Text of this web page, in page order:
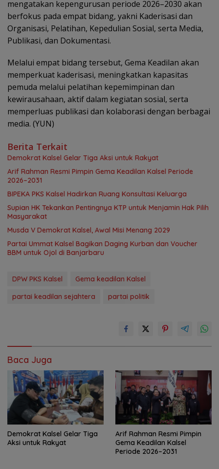
mengatakan kepengurusan periode 2026–2030 akan
berfokus pada empat bidang, yakni Kaderisasi dan
Organisasi, Pelatihan, Kepedulian Sosial, serta Media,
Publikasi, dan Dokumentasi.
Melalui empat bidang tersebut, Gema Keadilan akan
memperkuat kaderisasi, meningkatkan kapasitas
pemuda melalui pelatihan kepemimpinan dan
kewirausahaan, aktif dalam kegiatan sosial, serta
memperluas publikasi dan kolaborasi dengan berbagai
media. (YUN)
Berita Terkait
Demokrat Kalsel Gelar Tiga Aksi untuk Rakyat
Arif Rahman Resmi Pimpin Gema Keadilan Kalsel Periode
2026–2031
‎BIPEKA PKS Kalsel Hadirkan Ruang Konsultasi Keluarga ‎
Supian HK Tekankan Pentingnya KTP untuk Menjamin Hak Pilih
Masyarakat
Musda V Demokrat Kalsel, Awal Misi Menang 2029
Partai Ummat Kalsel Bagikan Daging Kurban dan Voucher
BBM untuk Ojol di Banjarbaru
DPW PKS Kalsel
Gema keadilan Kalsel
partai keadilan sejahtera
partai politik
Baca Juga
Demokrat Kalsel Gelar Tiga
Aksi untuk Rakyat
Arif Rahman Resmi Pimpin
Gema Keadilan Kalsel
Periode 2026–2031